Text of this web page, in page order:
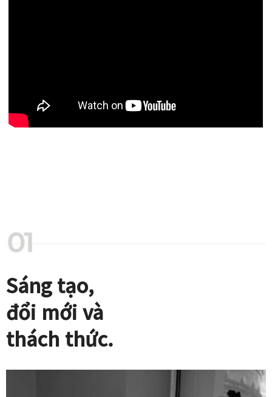
Sáng tạo,
đổi mới và
thách thức.